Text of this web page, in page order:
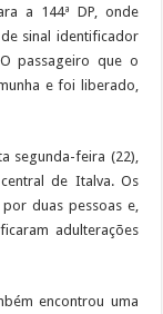
a 144ª DP, onde
sinal identificador
passageiro que o
e foi liberado,
segunda-feira (22),
de Italva. Os
duas pessoas e,
adulterações
encontrou uma